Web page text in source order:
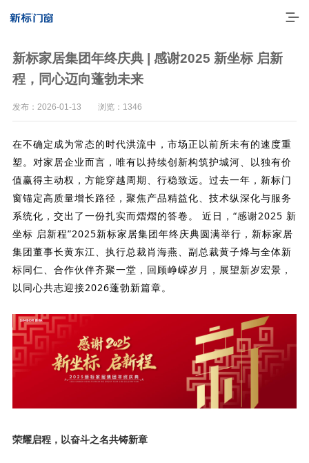
走进新标
一体化产品
理想生活
新视界
新标赋能中心
品牌资讯
新标家居集团年终庆典 | 感谢2025 新坐标 启新
程，同心迈向蓬勃未来
发布：2026-01-13 浏览：1346
在不确定成为常态的时代洪流中，市场正以前所未有的速度重
塑。对家居企业而言，唯有以持续创新构筑护城河、以独有价
值赢得主动权，方能穿越周期、行稳致远。过去一年，新标门
窗锚定高质量增长路径，聚焦产品精益化、技术纵深化与服务
系统化，交出了一份扎实而熠熠的答卷。 近日，“感谢2025 新
坐标 启新程”2025新标家居集团年终庆典圆满举行，新标家居
集团董事长黄东江、执行总裁肖海燕、副总裁黄子烽与全体新
标同仁、合作伙伴齐聚一堂，回顾峥嵘岁月，展望新岁宏景，
以同心共志迎接2026蓬勃新篇章。
荣耀启程， 以奋斗之名共铸新章